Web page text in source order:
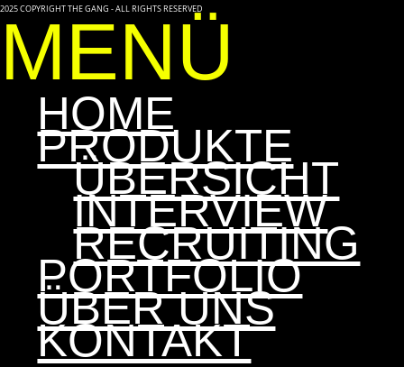
2025 COPYRIGHT THE GANG - ALL RIGHTS RESERVED
MENÜ
HOME
PRODUKTE
ÜBERSICHT
INTERVIEW
RECRUITING
PORTFOLIO
ÜBER UNS
KONTAKT